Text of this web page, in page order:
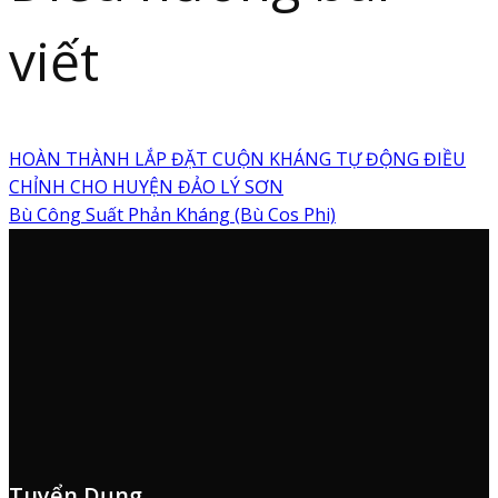
viết
HOÀN THÀNH LẮP ĐẶT CUỘN KHÁNG TỰ ĐỘNG ĐIỀU
CHỈNH CHO HUYỆN ĐẢO LÝ SƠN
Bù Công Suất Phản Kháng (Bù Cos Phi)